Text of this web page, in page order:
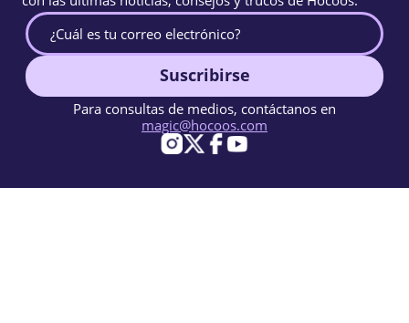
Suscribirse
Para consultas de medios, contáctanos en
magic@hocoos.com